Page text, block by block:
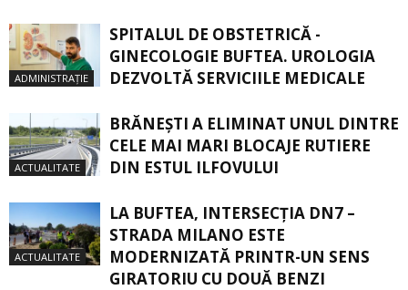
ADMINISTRAȚIE
SPITALUL DE OBSTETRICĂ -
GINECOLOGIE BUFTEA. UROLOGIA
DEZVOLTĂ SERVICIILE MEDICALE
ACTUALITATE
BRĂNEȘTI A ELIMINAT UNUL DINTRE
CELE MAI MARI BLOCAJE RUTIERE
DIN ESTUL ILFOVULUI
ACTUALITATE
LA BUFTEA, INTERSECŢIA DN7 –
STRADA MILANO ESTE
MODERNIZATĂ PRINTR-UN SENS
GIRATORIU CU DOUĂ BENZI